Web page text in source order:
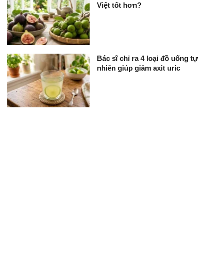
Việt tốt hơn?
Bác sĩ chỉ ra 4 loại đồ uống tự
nhiên giúp giảm axit uric